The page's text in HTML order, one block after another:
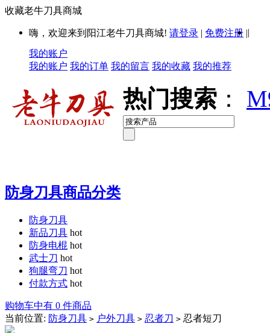
收藏老牛刀具商城
嗨，欢迎来到阳江老牛刀具商城! 请登录 | 免费注册 ||
我的账户
我的账户 我的订单 我的留言 我的收藏 我的推荐
热门搜索 ：
防身刀具商品分类
防身刀具
新品刀具 hot
防身电棍 hot
武士刀 hot
狗腿弯刀 hot
付款方式 hot
购物车中有 0 件商品
当前位置: 防身刀具 > 户外刀具 > 忍者刀 > 忍者短刀